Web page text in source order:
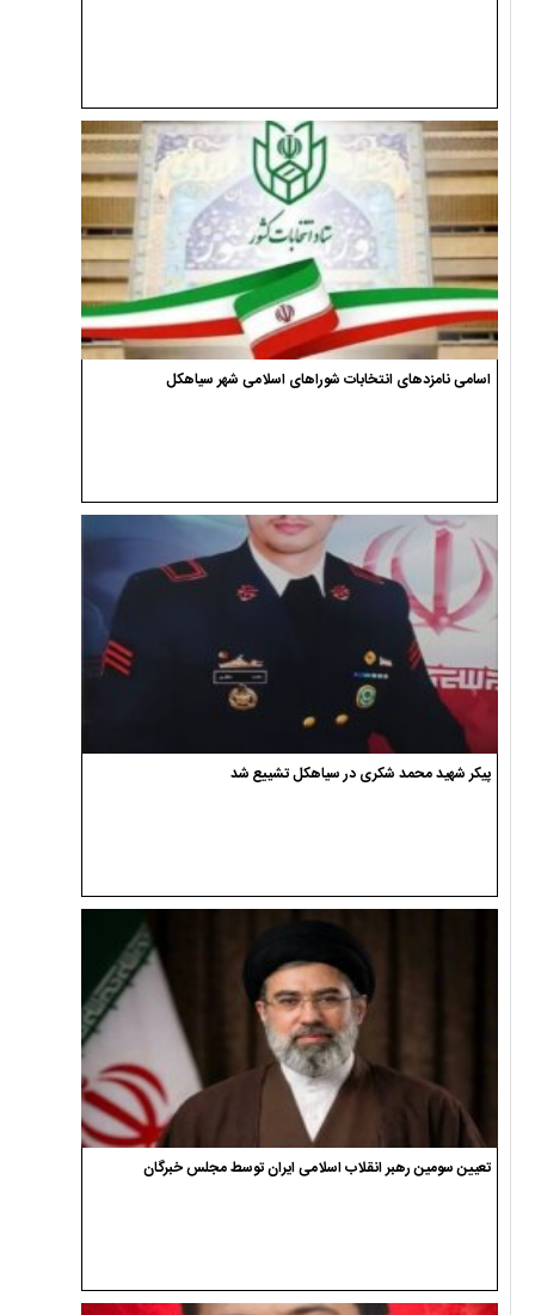
اسامی نامزدهای انتخابات شوراهای اسلامی شهر سیاهکل
پیکر شهید محمد شکری در سیاهکل تشییع شد
تعیین سومین رهبر انقلاب اسلامی ایران توسط مجلس خبرگان